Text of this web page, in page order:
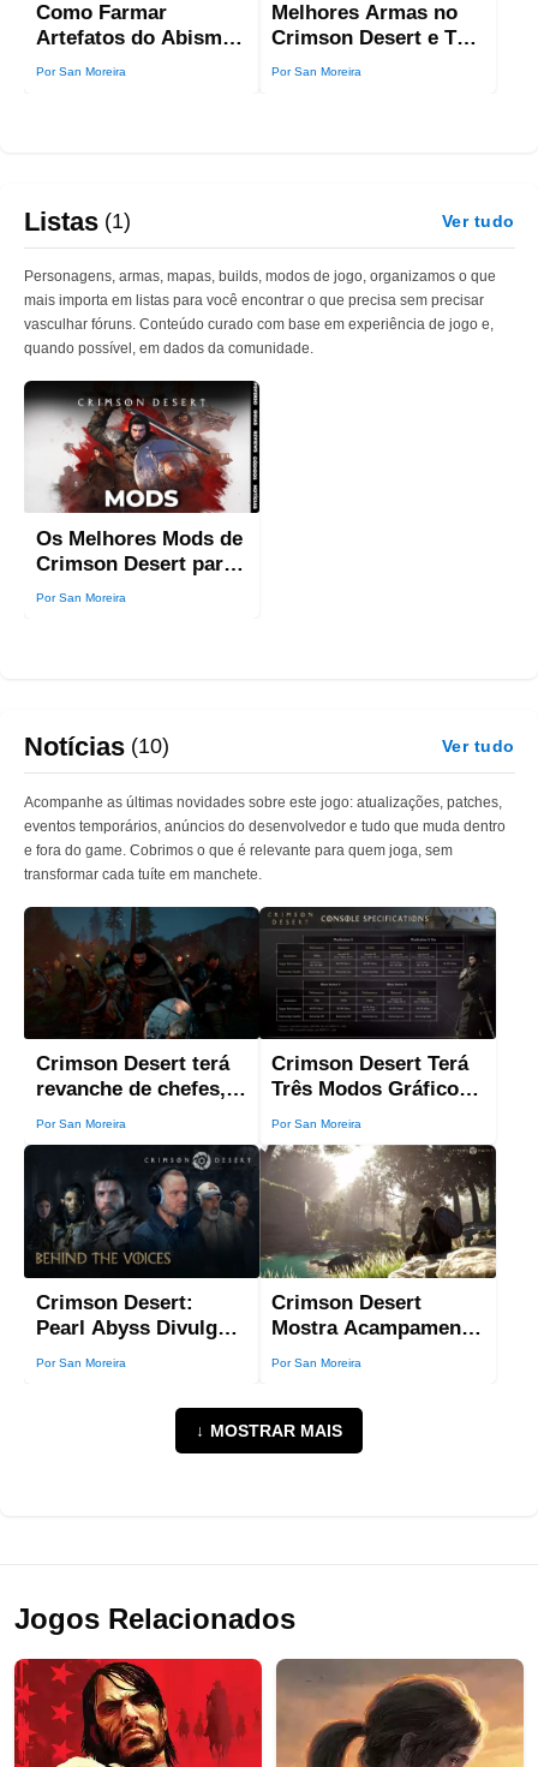
Como Farmar
Artefatos do Abismo
no Crimson Desert
Por San Moreira
Melhores Armas no
Crimson Desert e Tier
List Completa
Por San Moreira
Listas (1) Ver tudo
Personagens, armas, mapas, builds, modos de jogo, organizamos o que
mais importa em listas para você encontrar o que precisa sem precisar
vasculhar fóruns. Conteúdo curado com base em experiência de jogo e,
quando possível, em dados da comunidade.
Os Melhores Mods de
Crimson Desert para
PC
Por San Moreira
Notícias (10) Ver tudo
Acompanhe as últimas novidades sobre este jogo: atualizações, patches,
eventos temporários, anúncios do desenvolvedor e tudo que muda dentro
e fora do game. Cobrimos o que é relevante para quem joga, sem
transformar cada tuíte em manchete.
Crimson Desert terá
revanche de chefes,
novos níveis de
dificuldade,
montarias e mais
novidades até junho
Por San Moreira
Crimson Desert Terá
Três Modos Gráficos
no PS5 e PS5 Pro;
Confira as Opções
Por San Moreira
Crimson Desert:
Pearl Abyss Divulga
Bastidores da
Atores de Cyberpunk,
Elden Ring e Baldur’s
Por San Moreira
Crimson Desert
Mostra Acampamento
Evolutivo e Sistema
Novo Vídeo
Por San Moreira
↓ MOSTRAR MAIS
Jogos Relacionados